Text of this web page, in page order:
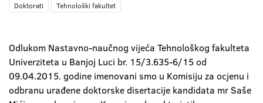
Doktorati Tehnološki fakultet
Odlukom Nastavno-naučnog vijeća Tehnološkog fakulteta
Univerziteta u Banjoj Luci br. 15/3.635-6/15 od
09.04.2015. godine imenovani smo u Komisiju za ocjenu i
odbranu urađene doktorske disertacije kandidata mr Saše